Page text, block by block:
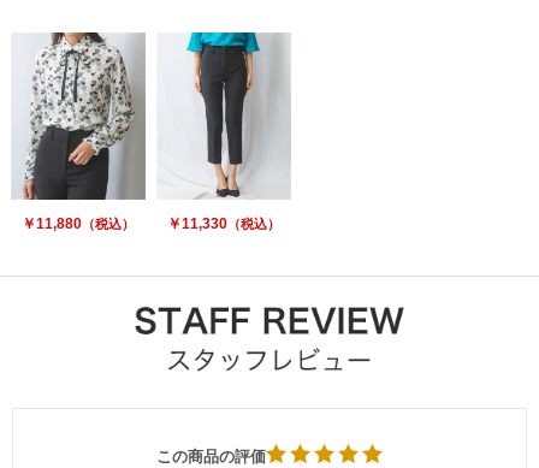
￥11,880（税込） ￥11,330（税込）
この商品の評価